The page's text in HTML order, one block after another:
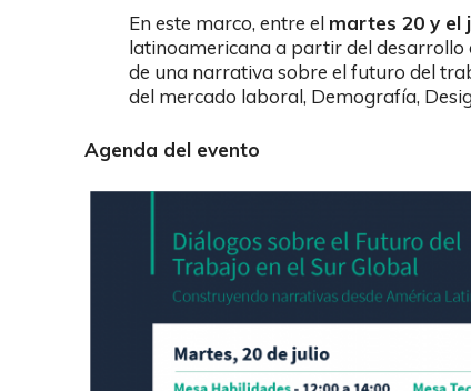
En este marco, entre el martes 20 y el
latinoamericana a partir del desarrollo
de una narrativa sobre el futuro del
del mercado laboral, Demografía,
Agenda del evento